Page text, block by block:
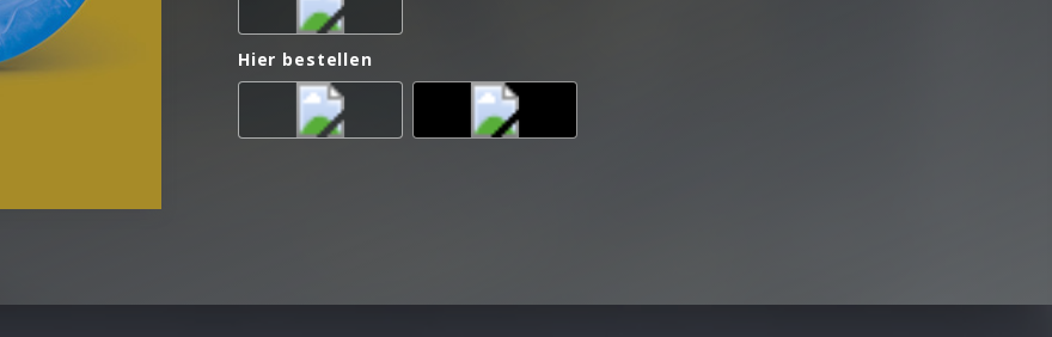
Hier bestellen